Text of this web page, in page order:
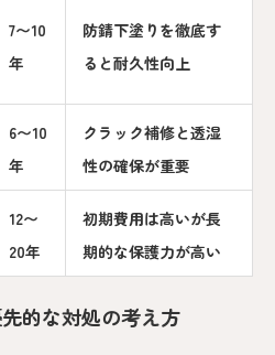
7〜10
年
防錆下塗りを徹底す
ると耐久性向上
6〜10
年
クラック補修と透湿
性の確保が重要
12〜
20年
初期費用は高いが長
期的な保護力が高い
的な対処の考え方